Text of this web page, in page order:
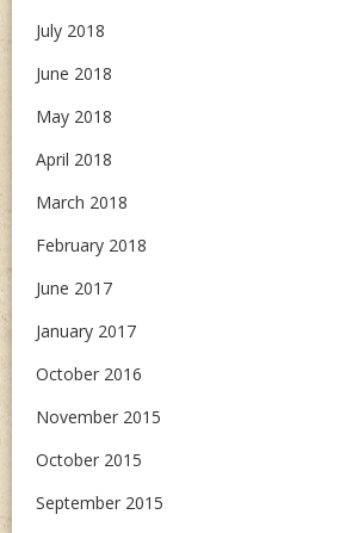
July 2018
June 2018
May 2018
April 2018
March 2018
February 2018
June 2017
January 2017
October 2016
November 2015
October 2015
September 2015